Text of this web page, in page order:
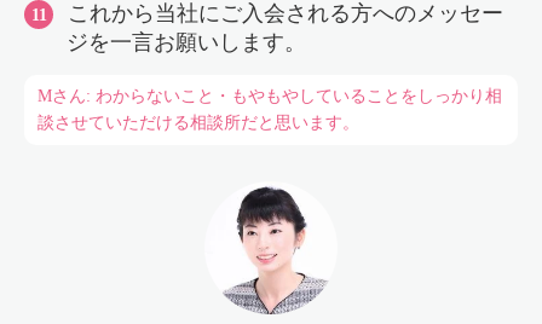
これから当社にご入会される方へのメッセー
ジを一言お願いします。
Mさん: わからないこと・もやもやしていることをしっかり相
談させていただける相談所だと思います。